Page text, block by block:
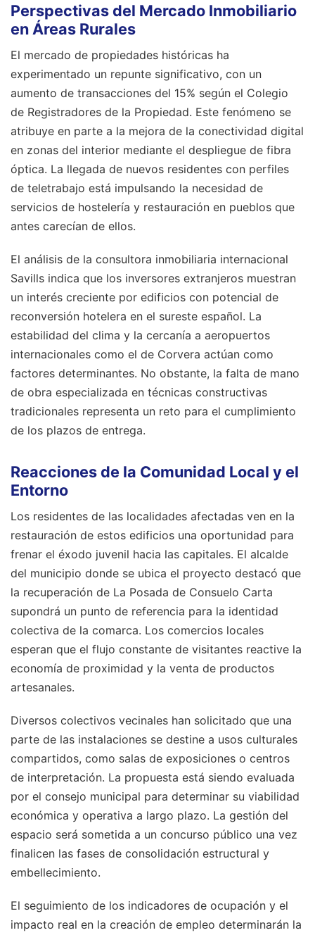
Perspectivas del Mercado Inmobiliario
en Áreas Rurales
El mercado de propiedades históricas ha
experimentado un repunte significativo, con un
aumento de transacciones del 15% según el Colegio
de Registradores de la Propiedad. Este fenómeno se
atribuye en parte a la mejora de la conectividad digital
en zonas del interior mediante el despliegue de fibra
óptica. La llegada de nuevos residentes con perfiles
de teletrabajo está impulsando la necesidad de
servicios de hostelería y restauración en pueblos que
antes carecían de ellos.
El análisis de la consultora inmobiliaria internacional
Savills indica que los inversores extranjeros muestran
un interés creciente por edificios con potencial de
reconversión hotelera en el sureste español. La
estabilidad del clima y la cercanía a aeropuertos
internacionales como el de Corvera actúan como
factores determinantes. No obstante, la falta de mano
de obra especializada en técnicas constructivas
tradicionales representa un reto para el cumplimiento
de los plazos de entrega.
Reacciones de la Comunidad Local y el
Entorno
Los residentes de las localidades afectadas ven en la
restauración de estos edificios una oportunidad para
frenar el éxodo juvenil hacia las capitales. El alcalde
del municipio donde se ubica el proyecto destacó que
la recuperación de La Posada de Consuelo Carta
supondrá un punto de referencia para la identidad
colectiva de la comarca. Los comercios locales
esperan que el flujo constante de visitantes reactive la
economía de proximidad y la venta de productos
artesanales.
Diversos colectivos vecinales han solicitado que una
parte de las instalaciones se destine a usos culturales
compartidos, como salas de exposiciones o centros
de interpretación. La propuesta está siendo evaluada
por el consejo municipal para determinar su viabilidad
económica y operativa a largo plazo. La gestión del
espacio será sometida a un concurso público una vez
finalicen las fases de consolidación estructural y
embellecimiento.
El seguimiento de los indicadores de ocupación y el
impacto real en la creación de empleo determinarán la